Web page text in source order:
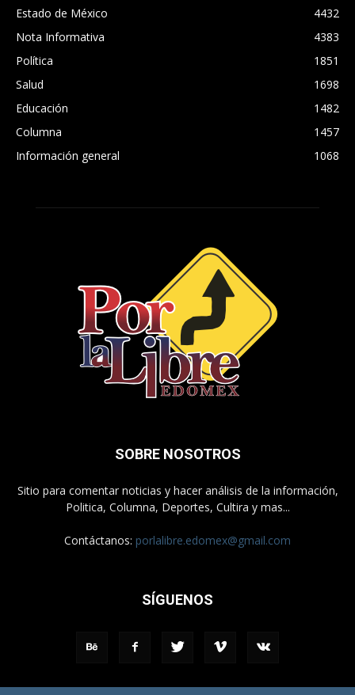
Estado de México
4432
Nota Informativa
4383
Política
1851
Salud
1698
Educación
1482
Columna
1457
Información general
1068
SOBRE NOSOTROS
Sitio para comentar noticias y hacer análisis de la información,
Politica, Columna, Deportes, Cultira y mas...
Contáctanos: porlalibre.edomex@gmail.com
SÍGUENOS